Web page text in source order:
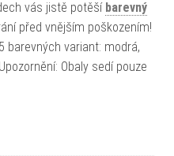
vás jistě potěší barevný
před vnějším poškozením!
barevných variant: modrá,
Obaly sedí pouze